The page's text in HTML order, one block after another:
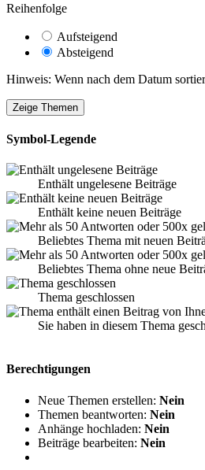
Reihenfolge
Aufsteigend
Absteigend
Hinweis: Wenn nach dem Datum
Symbol-Legende
Enthält ungelesene Beiträge
Enthält keine neuen Beiträge
Beliebtes Thema mit neuen
Beliebtes Thema ohne neue
Thema geschlossen
Sie haben in diesem Thema
Berechtigungen
Neue Themen erstellen: Nein
Themen beantworten: Nein
Anhänge hochladen: Nein
Beiträge bearbeiten: Nein